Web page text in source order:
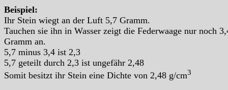
Beispiel:
Ihr Stein wiegt an der Luft 5,7 Gramm.
Tauchen sie ihn in Wasser zeigt die Federwaage nur noch
Gramm an.
5,7 minus 3,4 ist 2,3
5,7 geteilt durch 2,3 ist ungefähr 2,48
Somit besitzt ihr Stein eine Dichte von 2,48 g/cm3